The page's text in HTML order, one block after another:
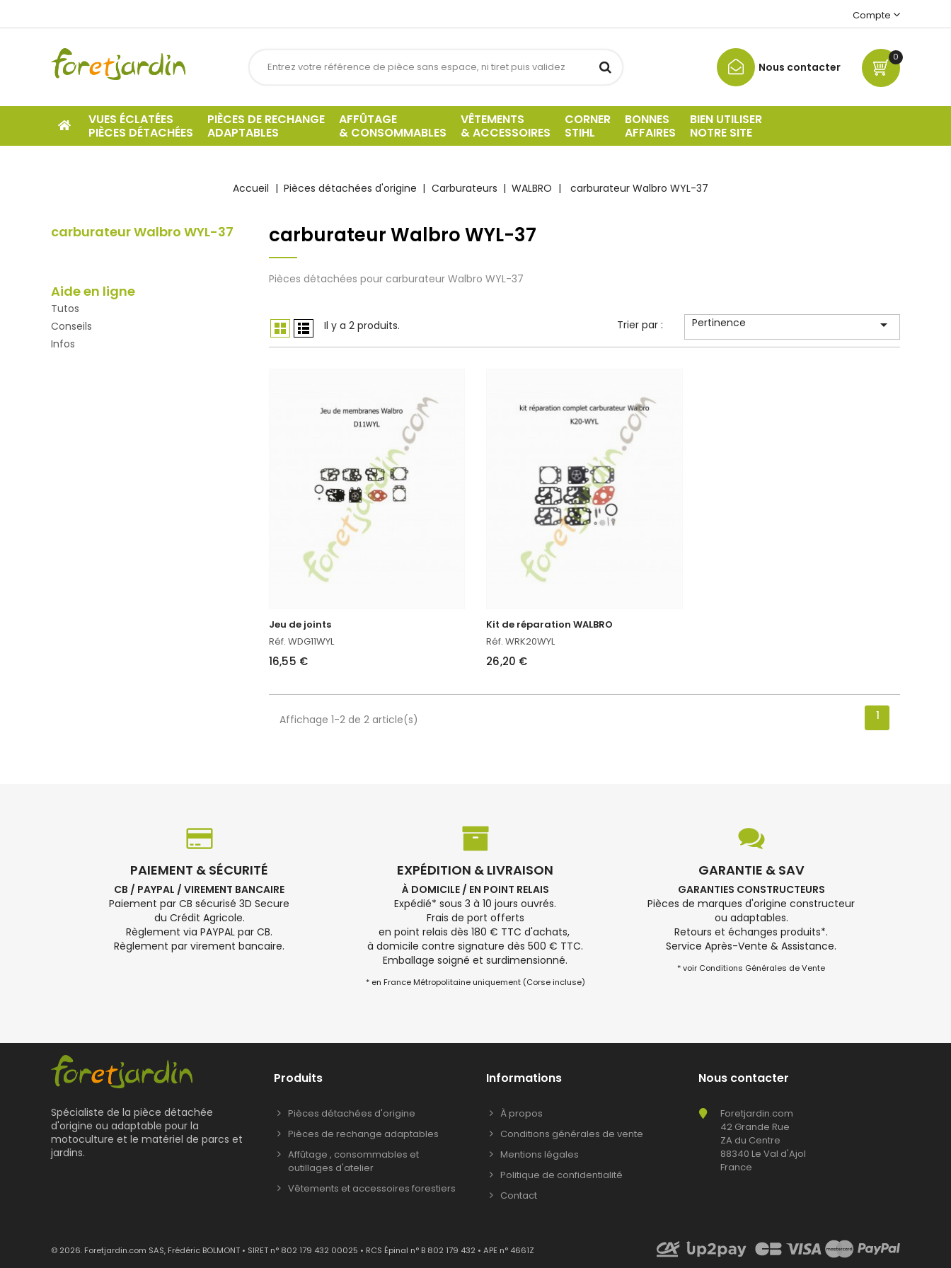
Compte
0
Nous contacter
VUES ÉCLATÉES
PIÈCES DÉTACHÉES
PIÈCES DE RECHANGE
ADAPTABLES
AFFÛTAGE
& CONSOMMABLES
VÊTEMENTS
& ACCESSOIRES
CORNER
STIHL
BONNES
AFFAIRES
BIEN UTILISER
NOTRE SITE
Accueil Pièces détachées d'origine Carburateurs WALBRO carburateur Walbro WYL-37
carburateur Walbro WYL-37
Aide en ligne
Tutos
Conseils
Infos
carburateur Walbro WYL-37
Pièces détachées pour carburateur Walbro WYL-37
Il y a 2 produits. Trier par : Pertinence 
Jeu de joints
Réf. WDG11WYL
16,55 €
Kit de réparation WALBRO
Réf. WRK20WYL
26,20 €
Affichage 1-2 de 2 article(s) 1
PAIEMENT & SÉCURITÉ
CB / PAYPAL / VIREMENT BANCAIRE
Paiement par CB sécurisé 3D Secure
du Crédit Agricole.
Règlement via PAYPAL par CB.
Règlement par virement bancaire.
EXPÉDITION & LIVRAISON
À DOMICILE / EN POINT RELAIS
Expédié* sous 3 à 10 jours ouvrés.
Frais de port offerts
en point relais dès 180 € TTC d'achats,
à domicile contre signature dès 500 € TTC.
Emballage soigné et surdimensionné.
* en France Métropolitaine uniquement (Corse incluse)
GARANTIE & SAV
GARANTIES CONSTRUCTEURS
Pièces de marques d'origine constructeur
ou adaptables.
Retours et échanges produits*.
Service Après-Vente & Assistance.
* voir Conditions Générales de Vente
Spécialiste de la pièce détachée
d'origine ou adaptable pour la
motoculture et le matériel de parcs et
jardins.
Produits
Pièces détachées d'origine
Pièces de rechange adaptables
Affûtage , consommables et
outillages d'atelier
Vêtements et accessoires forestiers
Informations
À propos
Conditions générales de vente
Mentions légales
Politique de confidentialité
Contact
Nous contacter
Foretjardin.com
42 Grande Rue
ZA du Centre
88340 Le Val d'Ajol
France
© 2026. Foretjardin.com SAS, Frédéric BOLMONT • SIRET n° 802 179 432 00025 • RCS Épinal n° B 802 179 432 • APE n° 4661Z